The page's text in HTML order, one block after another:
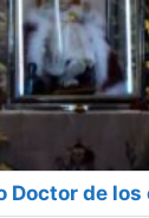
Doctor de